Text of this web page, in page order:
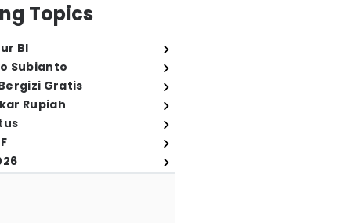
Topics
BI
Subianto
Gratis
Rupiah